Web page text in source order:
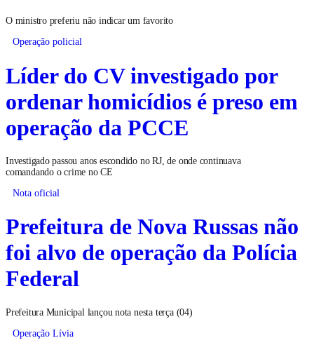
O ministro preferiu não indicar um favorito
Operação policial
Líder do CV investigado por
ordenar homicídios é preso em
operação da PCCE
Investigado passou anos escondido no RJ, de onde continuava
comandando o crime no CE
Nota oficial
Prefeitura de Nova Russas não
foi alvo de operação da Polícia
Federal
Prefeitura Municipal lançou nota nesta terça (04)
Operação Lívia